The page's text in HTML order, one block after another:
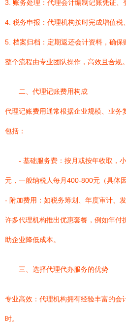
3. 账务处理：代理会计编制记账凭证、
4. 税务申报：代理机构按时完成增值税
5. 档案归档：定期返还会计资料，确保
整个流程由专业团队操作，高效且合规。
二、代理记账费用构成
代理记账费用通常根据企业规模、业务
包括：
- 基础服务费：按月或按年收取，
元，一般纳税人每月400-800元（具体
- 附加费用：如税务筹划、年度审计、
许多代理机构推出优惠套餐，例如年付
助企业降低成本。
三、选择代理代办服务的优势
专业高效：代理机构拥有经验丰富的会
时。